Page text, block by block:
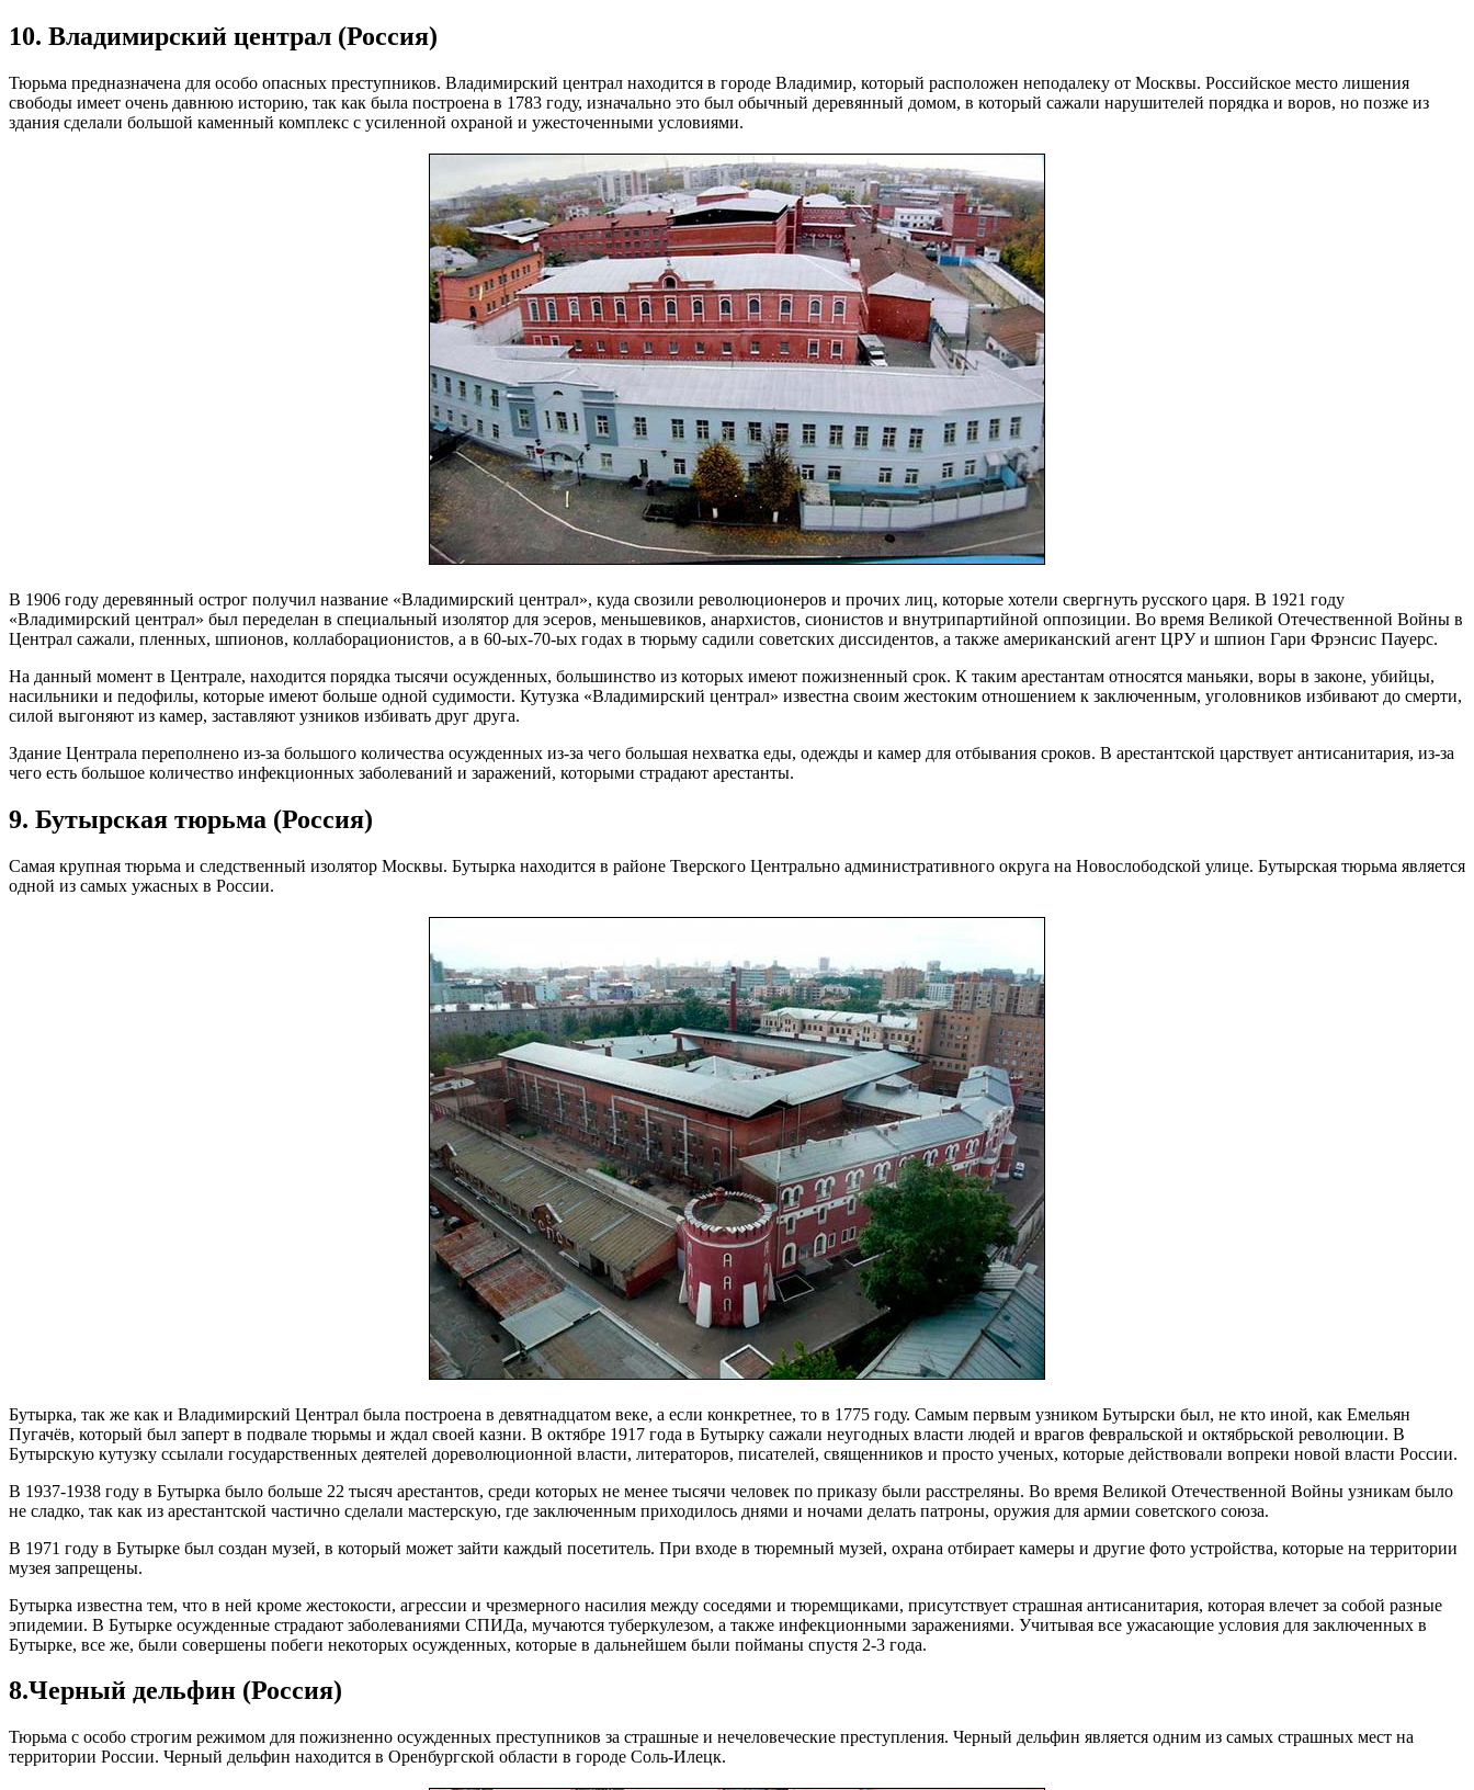
10. Владимирский централ (Россия)
Тюрьма предназначена для особо опасных преступников. Владимирский централ находится в городе Владимир, который расположен неподалеку от Москвы. Российское место лишения
свободы имеет очень давнюю историю, так как была построена в 1783 году, изначально это был обычный деревянный домом, в который сажали нарушителей порядка и воров, но позже из
здания сделали большой каменный комплекс с усиленной охраной и ужесточенными условиями.
В 1906 году деревянный острог получил название «Владимирский централ», куда свозили революционеров и прочих лиц, которые хотели свергнуть русского царя. В 1921 году
«Владимирский централ» был переделан в специальный изолятор для эсеров, меньшевиков, анархистов, сионистов и внутрипартийной оппозиции. Во время Великой Отечественной Войны в
Централ сажали, пленных, шпионов, коллаборационистов, а в 60-ых-70-ых годах в тюрьму садили советских диссидентов, а также американский агент ЦРУ и шпион Гари Фрэнсис Пауерс.
На данный момент в Централе, находится порядка тысячи осужденных, большинство из которых имеют пожизненный срок. К таким арестантам относятся маньяки, воры в законе, убийцы,
насильники и педофилы, которые имеют больше одной судимости. Кутузка «Владимирский централ» известна своим жестоким отношением к заключенным, уголовников избивают до смерти,
силой выгоняют из камер, заставляют узников избивать друг друга.
Здание Централа переполнено из-за большого количества осужденных из-за чего большая нехватка еды, одежды и камер для отбывания сроков. В арестантской царствует антисанитария, из-за
чего есть большое количество инфекционных заболеваний и заражений, которыми страдают арестанты.
9. Бутырская тюрьма (Россия)
Самая крупная тюрьма и следственный изолятор Москвы. Бутырка находится в районе Тверского Центрально административного округа на Новослободской улице. Бутырская тюрьма является
одной из самых ужасных в России.
Бутырка, так же как и Владимирский Централ была построена в девятнадцатом веке, а если конкретнее, то в 1775 году. Самым первым узником Бутырски был, не кто иной, как Емельян
Пугачёв, который был заперт в подвале тюрьмы и ждал своей казни. В октябре 1917 года в Бутырку сажали неугодных власти людей и врагов февральской и октябрьской революции. В
Бутырскую кутузку ссылали государственных деятелей дореволюционной власти, литераторов, писателей, священников и просто ученых, которые действовали вопреки новой власти России.
В 1937-1938 году в Бутырка было больше 22 тысяч арестантов, среди которых не менее тысячи человек по приказу были расстреляны. Во время Великой Отечественной Войны узникам было
не сладко, так как из арестантской частично сделали мастерскую, где заключенным приходилось днями и ночами делать патроны, оружия для армии советского союза.
В 1971 году в Бутырке был создан музей, в который может зайти каждый посетитель. При входе в тюремный музей, охрана отбирает камеры и другие фото устройства, которые на территории
музея запрещены.
Бутырка известна тем, что в ней кроме жестокости, агрессии и чрезмерного насилия между соседями и тюремщиками, присутствует страшная антисанитария, которая влечет за собой разные
эпидемии. В Бутырке осужденные страдают заболеваниями СПИДа, мучаются туберкулезом, а также инфекционными заражениями. Учитывая все ужасающие условия для заключенных в
Бутырке, все же, были совершены побеги некоторых осужденных, которые в дальнейшем были пойманы спустя 2-3 года.
8.Черный дельфин (Россия)
Тюрьма с особо строгим режимом для пожизненно осужденных преступников за страшные и нечеловеческие преступления. Черный дельфин является одним из самых страшных мест на
территории России. Черный дельфин находится в Оренбургской области в городе Соль-Илецк.